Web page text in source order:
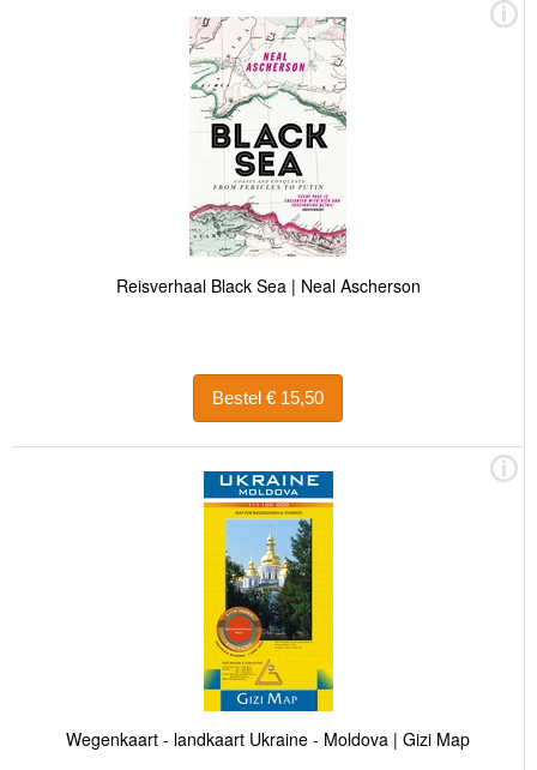
Reisverhaal Black Sea | Neal Ascherson
Bestel € 15,50
Wegenkaart - landkaart Ukraine - Moldova | Gizi Map